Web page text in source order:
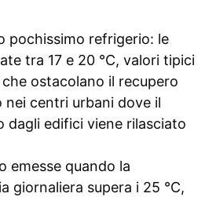
pochissimo refrigerio: le
tra 17 e 20 °C, valori tipici
che ostacolano il recupero
centri urbani dove il
dagli edifici viene rilasciato
emesse quando la
giornaliera supera i 25 °C,